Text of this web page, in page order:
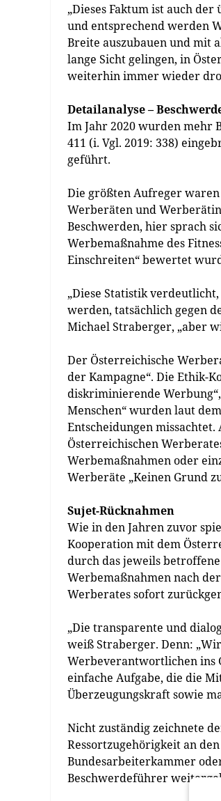
„Dieses Faktum ist auch
und entsprechend werden
Breite auszubauen und mit
lange Sicht gelingen, in
weiterhin immer wieder
Detailanalyse –
Im Jahr 2020 wurden mehr
411 (i. Vgl. 2019: 338)
geführt.
Die größten Aufreger
Werberäten und
Beschwerden, hier sprach
Werbemaßnahme des
Einschreiten“ bewertet
„Diese Statistik
werden, tatsächlich gegen
Michael Straberger, „aber
Der Österreichische
der Kampagne“. Die Ethik-
diskriminierende Werbung“,
Menschen“ wurden laut
Entscheidungen
Österreichischen
Werbemaßnahmen oder
Werberäte „Keinen Grund
Sujet-Rücknahmen
Wie in den Jahren zuvor
Kooperation mit dem
durch das jeweils
Werbemaßnahmen nach
Werberates sofort
„Die transparente und
weiß Straberger. Denn:
Werbeverantwortlichen ins
einfache Aufgabe, die die
Überzeugungskraft sowie
Nicht zuständig zeichnete
Ressortzugehörigkeit an
Bundesarbeiterkammer
Beschwerdeführer